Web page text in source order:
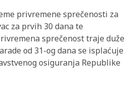
privremene sprečenosti za
za prvih 30 dana te
sprečenost traje duže
od 31-og dana se isplaćuje
osiguranja Republike